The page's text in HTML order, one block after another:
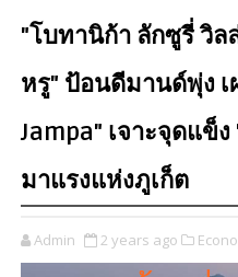
"โบทานิก้า ลักซูรี่ วิล
หรู" ป้อนดีมานด์พุ่ง
Jampa" เจาะจุดแข็
มาแรงแห่งภูเก็ต
Admin 2 years ago